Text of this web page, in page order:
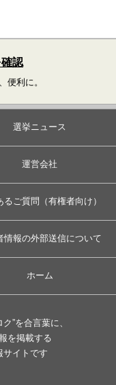
認
便利に。
選挙ニュース
運営会社
るご質問（有権者向け）
情報の外部送信について
ホーム
”を合言葉に、
を掲載する
サイトです